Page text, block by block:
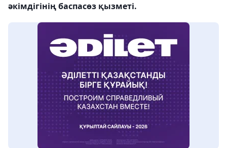
әкімдігінің баспасөз қызметі.